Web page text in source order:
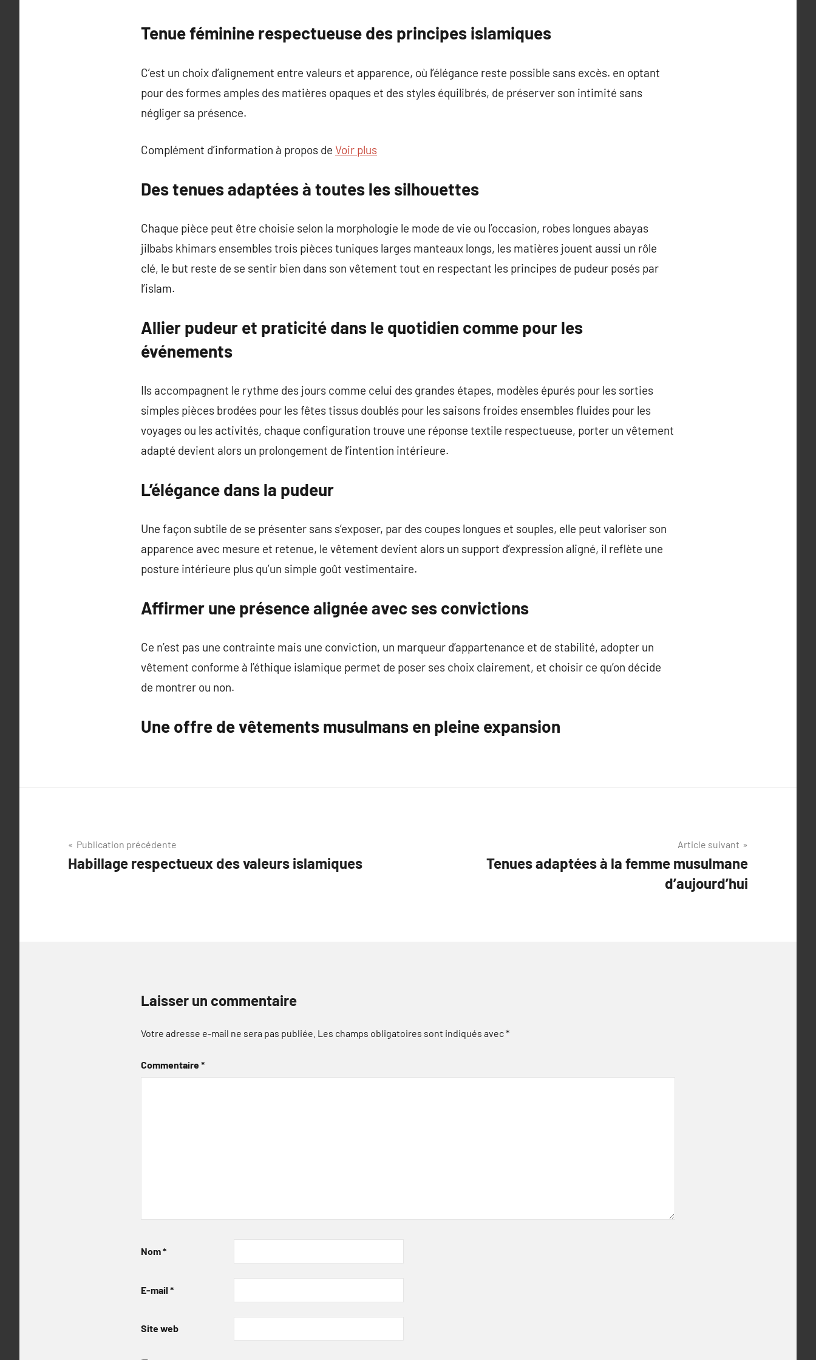
Tenue féminine respectueuse des principes islamiques
C’est un choix d’alignement entre valeurs et apparence, où l’élégance reste possible sans excès. en optant
pour des formes amples des matières opaques et des styles équilibrés, de préserver son intimité sans
négliger sa présence.
Complément d’information à propos de Voir plus
Des tenues adaptées à toutes les silhouettes
Chaque pièce peut être choisie selon la morphologie le mode de vie ou l’occasion, robes longues abayas
jilbabs khimars ensembles trois pièces tuniques larges manteaux longs, les matières jouent aussi un rôle
clé, le but reste de se sentir bien dans son vêtement tout en respectant les principes de pudeur posés par
l’islam.
Allier pudeur et praticité dans le quotidien comme pour les
événements
Ils accompagnent le rythme des jours comme celui des grandes étapes, modèles épurés pour les sorties
simples pièces brodées pour les fêtes tissus doublés pour les saisons froides ensembles fluides pour les
voyages ou les activités, chaque configuration trouve une réponse textile respectueuse, porter un vêtement
adapté devient alors un prolongement de l’intention intérieure.
L’élégance dans la pudeur
Une façon subtile de se présenter sans s’exposer, par des coupes longues et souples, elle peut valoriser son
apparence avec mesure et retenue, le vêtement devient alors un support d’expression aligné, il reflète une
posture intérieure plus qu’un simple goût vestimentaire.
Affirmer une présence alignée avec ses convictions
Ce n’est pas une contrainte mais une conviction, un marqueur d’appartenance et de stabilité, adopter un
vêtement conforme à l’éthique islamique permet de poser ses choix clairement, et choisir ce qu’on décide
de montrer ou non.
Une offre de vêtements musulmans en pleine expansion
Navigation
de
Publication précédente
Habillage respectueux des valeurs islamiques
Article suivant
Tenues adaptées à la femme musulmane
d’aujourd’hui
Laisser un commentaire
Votre adresse e-mail ne sera pas publiée. Les champs obligatoires sont indiqués avec*
Commentaire*
Nom*
E-mail *
Site web